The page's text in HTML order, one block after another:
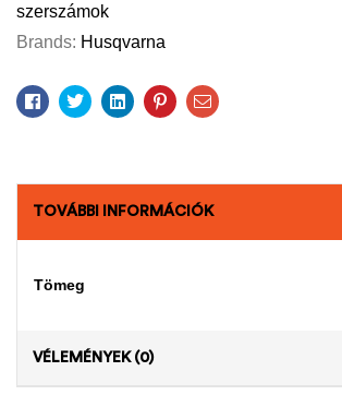
szerszámok
Brands: Husqvarna
Facebook
TwitterLinkedinPinterestEmail
TOVÁBBI INFORMÁCIÓK
Tömeg
VÉLEMÉNYEK (0)